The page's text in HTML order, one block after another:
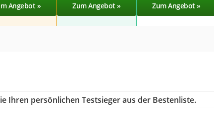
Angebot » Zum Angebot » Zum Angebot »
Ihren persönlichen Testsieger aus der Bestenliste.